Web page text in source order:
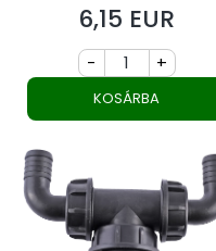
Ár
6,15 EUR
- +
KOSÁRBA